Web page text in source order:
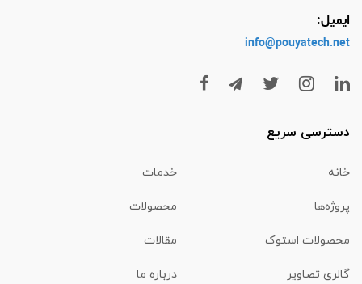
ایمیل:
info@pouyatech.net
دسترسی سریع
خانه خدمات
پروژه‌ها محصولات
محصولات استوک مقالات
گالری تصاویر درباره ما